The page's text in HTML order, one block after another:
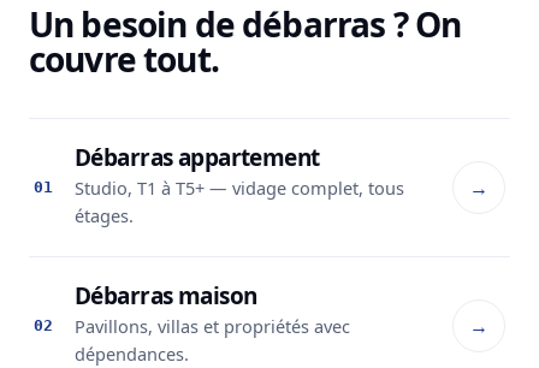
Un besoin de débarras ? On
couvre tout.
01
Débarras appartement
Studio, T1 à T5+ — vidage complet, tous
étages.
→
02
Débarras maison
Pavillons, villas et propriétés avec
dépendances.
→